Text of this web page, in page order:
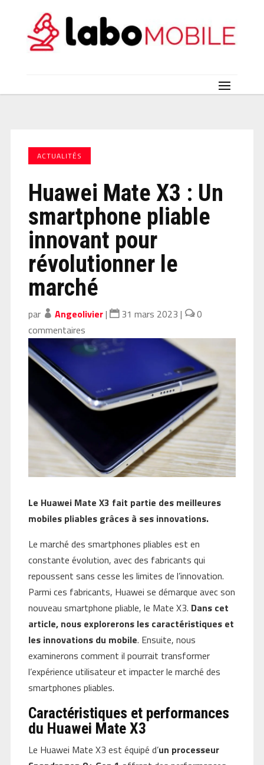
ACTUALITÉS
Huawei Mate X3 : Un
smartphone pliable
innovant pour
révolutionner le
marché
par Angeolivier| 31 mars 2023 |
0
commentaires
Le Huawei Mate X3 fait partie des meilleures
mobiles pliables grâces à ses innovations.
Le marché des smartphones pliables est en
constante évolution, avec des fabricants qui
repoussent sans cesse les limites de l’innovation.
Parmi ces fabricants, Huawei se démarque avec son
nouveau smartphone pliable, le Mate X3. Dans cet
article, nous explorerons les caractéristiques et
les innovations du mobile. Ensuite, nous
examinerons comment il pourrait transformer
l’expérience utilisateur et impacter le marché des
smartphones pliables.
Caractéristiques et performances
du Huawei Mate X3
Le Huawei Mate X3 est équipé d’un processeur